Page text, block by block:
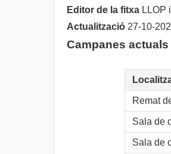
Editor de la fitxa LLOP
Actualització 27-10-
Campanes actuals
Remat
Sala de
Sala de